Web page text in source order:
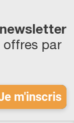
offres par